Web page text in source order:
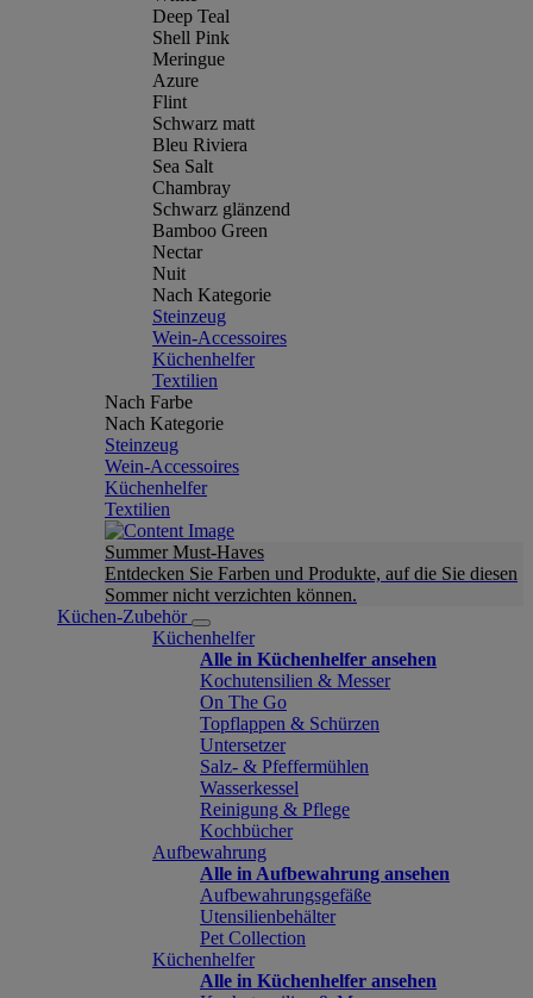
Deep Teal
Shell Pink
Meringue
Azure
Flint
Schwarz matt
Bleu Riviera
Sea Salt
Chambray
Schwarz glänzend
Bamboo Green
Nectar
Nuit
Nach Kategorie
Steinzeug
Wein-Accessoires
Küchenhelfer
Textilien
Nach Farbe
Nach Kategorie
Steinzeug
Wein-Accessoires
Küchenhelfer
Textilien
Summer Must-Haves
Entdecken Sie Farben und Produkte, auf die Sie diesen
Sommer nicht verzichten können.
Küchen-Zubehör
Küchenhelfer
Alle in Küchenhelfer ansehen
Kochutensilien & Messer
On The Go
Topflappen & Schürzen
Untersetzer
Salz- & Pfeffermühlen
Wasserkessel
Reinigung & Pflege
Kochbücher
Aufbewahrung
Alle in Aufbewahrung ansehen
Aufbewahrungsgefäße
Utensilienbehälter
Pet Collection
Küchenhelfer
Alle in Küchenhelfer ansehen